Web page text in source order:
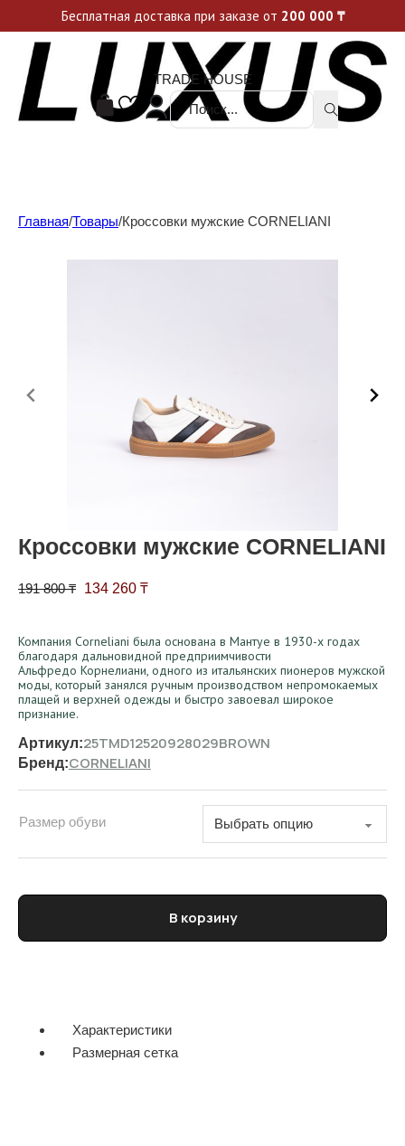
Уникальные акции и спецпредложения каждую неделю, не пропусти свой шанс
TRADE HOUSE
Поиск ...
Главная/Товары/Кроссовки мужские CORNELIANI
Кроссовки мужские CORNELIANI
191 800₸ Первоначальная цена составляла 191 800 ₸.
134 260 ₸Текущая цена: 134 260 ₸.
Компания Corneliani была основана в Мантуе в 1930-х годах
благодаря дальновидной предприимчивости
Альфредо Корнелиани, одного из итальянских пионеров мужской
моды, который занялся ручным производством непромокаемых
плащей и верхней одежды и быстро завоевал широкое
признание.
Артикул:25TMD12520928029BROWN
Бренд:CORNELIANI
Размер обуви
Количество товара Кроссовки мужские CORNELIANI
В корзину
Характеристики
Размерная сетка
Бесплатная доставка при заказе от 200 000 ₸